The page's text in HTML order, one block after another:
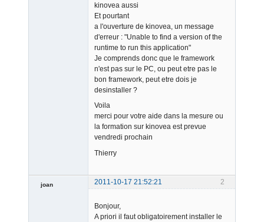
kinovea aussi
Et pourtant
a l'ouverture de kinovea, un message
d'erreur : "Unable to find a version of the
runtime to run this application"
Je comprends donc que le framework
n'est pas sur le PC, ou peut etre pas le
bon framework, peut etre dois je
desinstaller ?
Voila
merci pour votre aide dans la mesure ou
la formation sur kinovea est prevue
vendredi prochain
Thierry
2
joan 2011-10-17 21:52:21
Bonjour,
A priori il faut obligatoirement installer le